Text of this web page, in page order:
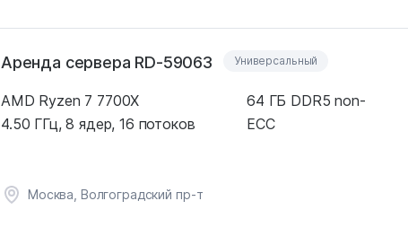
Аренда сервера RD-59063 Универсальный
AMD Ryzen 7 7700X
4.50 ГГц, 8 ядер, 16 потоков
64 ГБ DDR5 non-
ECC
Москва, Волгоградский пр-т